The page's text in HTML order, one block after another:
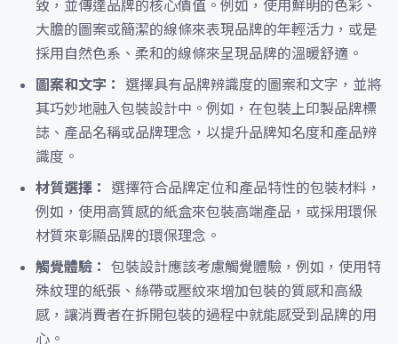
致，並傳達品牌的核心價值。例如，使用鮮明的色彩、
大膽的圖案或簡潔的線條來表現品牌的年輕活力，或是
採用自然色系、柔和的線條來呈現品牌的溫暖舒適。
圖案和文字：
選擇具有品牌辨識度的圖案和文字，並將
其巧妙地融入包裝設計中。例如，在包裝上印製品牌標
誌、產品名稱或品牌理念，以提升品牌知名度和產品辨
識度。
材質選擇：
選擇符合品牌定位和產品特性的包裝材料，
例如，使用高質感的紙盒來包裝高端產品，或採用環保
材質來彰顯品牌的環保理念。
觸覺體驗： 包裝設計應該考慮觸覺體驗，例如，使用特
殊紋理的紙張、絲帶或壓紋來增加包裝的質感和高級
感，讓消費者在拆開包裝的過程中就能感受到品牌的用
心。